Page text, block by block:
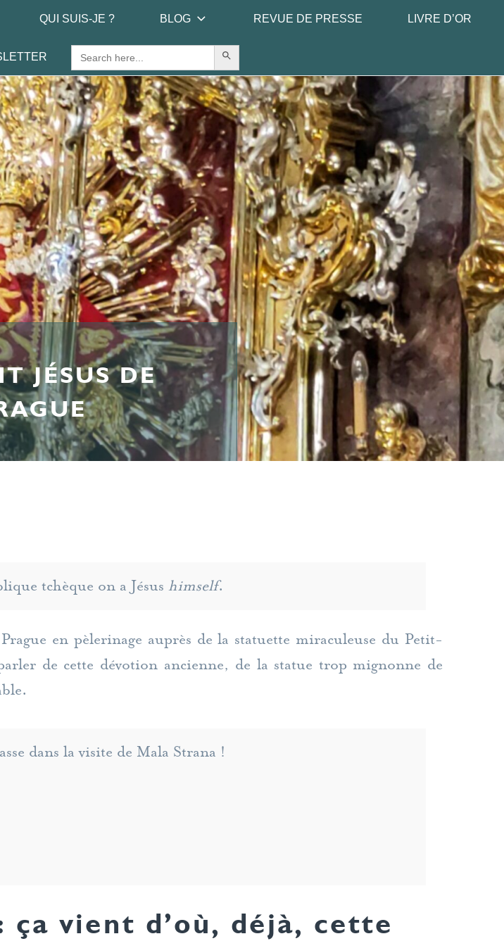
QUI SUIS-JE ? BLOG REVUE DE PRESSE LIVRE D’OR
Search
for:
Search Button
JÉSUS DE
tchèque on a Jésus himself.
en pèlerinage auprès de la statuette miraculeuse du Petit-
de cette dévotion ancienne, de la statue trop mignonne de
dans la visite de Mala Strana !
ça vient d’où, déjà, cette